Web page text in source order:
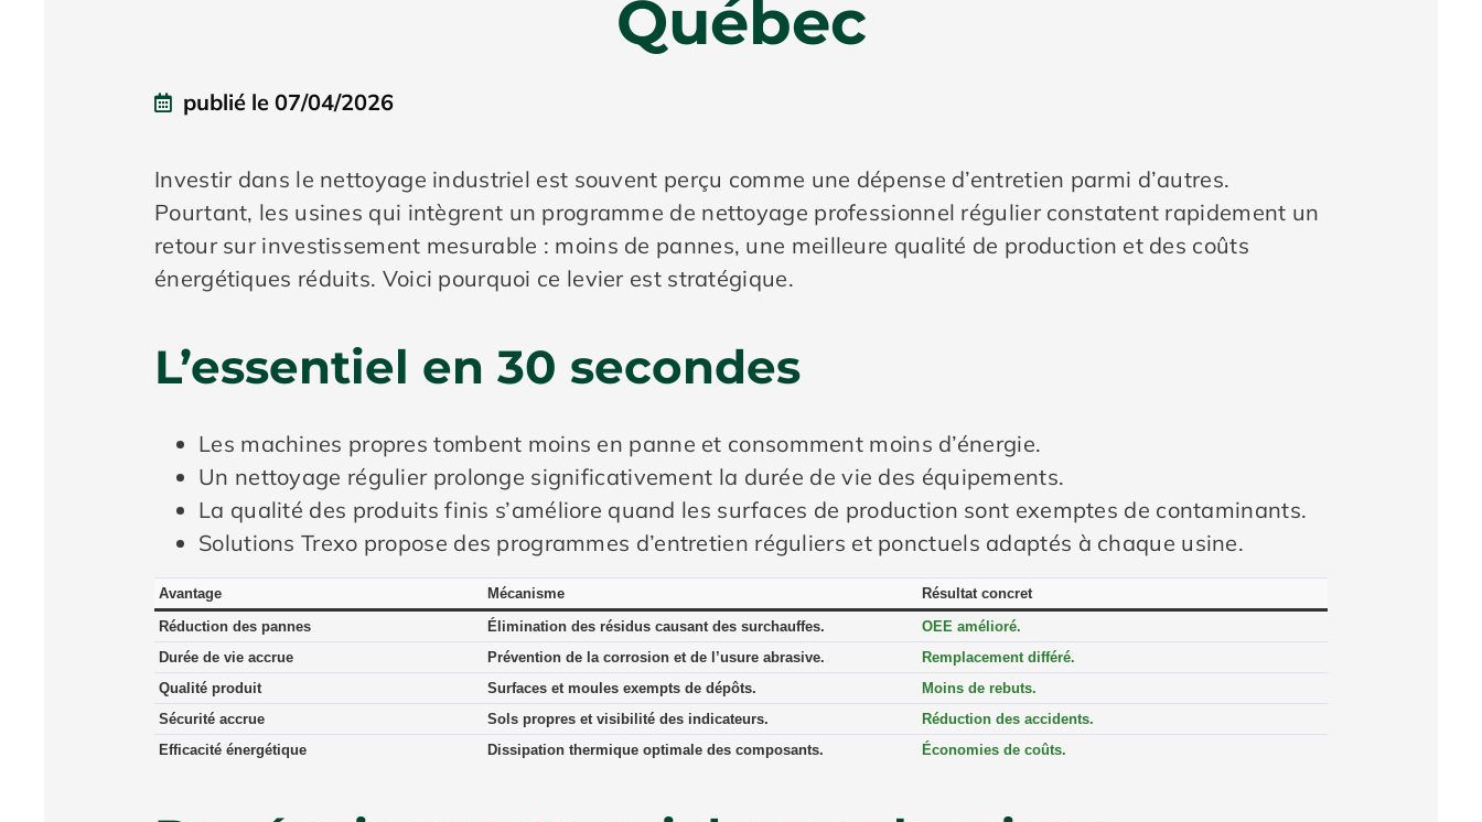
Québec
publié le 07/04/2026
Investir dans le nettoyage industriel est souvent perçu comme une dépense d’entretien parmi d’autres.
Pourtant, les usines qui intègrent un programme de nettoyage professionnel régulier constatent rapidement un
retour sur investissement mesurable : moins de pannes, une meilleure qualité de production et des coûts
énergétiques réduits. Voici pourquoi ce levier est stratégique.
L’essentiel en 30 secondes
Les machines propres tombent moins en panne et consomment moins d’énergie.
Un nettoyage régulier prolonge significativement la durée de vie des équipements.
La qualité des produits finis s’améliore quand les surfaces de production sont exemptes de contaminants.
Solutions Trexo propose des programmes d’entretien réguliers et ponctuels adaptés à chaque usine.
Avantage Mécanisme
Résultat concret
Réduction des pannes
Élimination des résidus causant des surchauffes.
OEE amélioré.
Durée de vie accrue
Prévention de la corrosion et de l’usure abrasive.
Remplacement différé.
Qualité produit
Surfaces et moules exempts de dépôts.
Moins de rebuts.
Sécurité accrue
Sols propres et visibilité des indicateurs.
Réduction des accidents.
Efficacité énergétique
Dissipation thermique optimale des composants. Économies de coûts.